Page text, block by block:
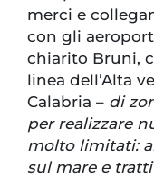
merci e
con gli
chiarito Bruni,
linea dell’Alta
Calabria – di
per realizzare
molto limitati:
sul mare e